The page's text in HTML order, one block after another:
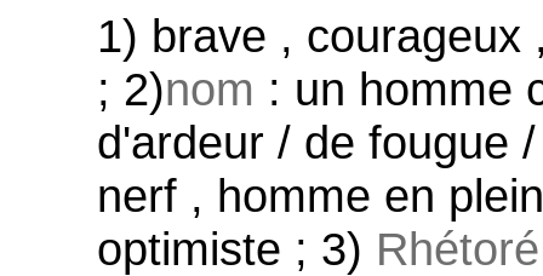
1) brave ,
; 2)nom : un homme
d'ardeur / de fougue
nerf , homme en
optimiste ; 3)